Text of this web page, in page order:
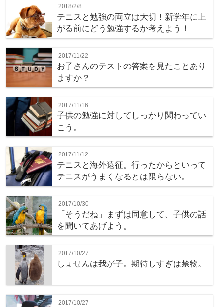
2018/2/8
テニスと勉強の両立は大切！新学年に上
がる前にどう勉強するか考えよう！
2017/11/22
お子さんのテストの答案を見たことあり
ますか？
2017/11/16
子供の勉強に対してしっかり関わってい
こう。
2017/11/12
テニスと海外遠征。行ったからといって
テニスがうまくなるとは限らない。
2017/10/30
「そうだね」まずは同意して、子供の話
を聞いてあげよう。
2017/10/27
しょせんは我が子。期待しすぎは禁物。
2017/10/27